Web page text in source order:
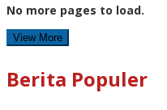
No more pages to load.
View More
Berita Populer